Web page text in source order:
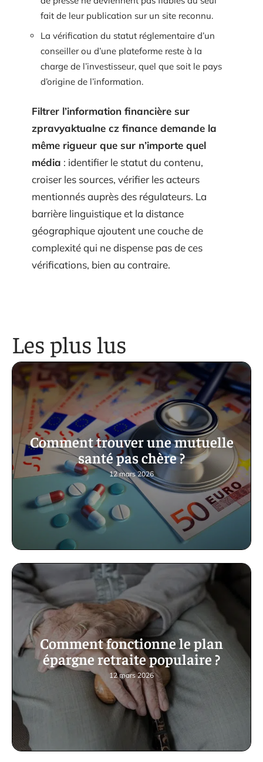
fait de leur publication sur un site reconnu.
La vérification du statut réglementaire d’un
conseiller ou d’une plateforme reste à la
charge de l’investisseur, quel que soit le pays
d’origine de l’information.
Filtrer l’information financière sur
zpravyaktualne cz finance demande la
même rigueur que sur n’importe quel
média : identifier le statut du contenu,
croiser les sources, vérifier les acteurs
mentionnés auprès des régulateurs. La
barrière linguistique et la distance
géographique ajoutent une couche de
complexité qui ne dispense pas de ces
vérifications, bien au contraire.
Les plus lus
Comment trouver une mutuelle
santé pas chère ?
12 mars 2026
Comment fonctionne le plan
épargne retraite populaire ?
12 mars 2026